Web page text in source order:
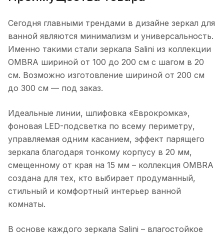
Сегодня главными трендами в дизайне зеркал для
ванной являются минимализм и универсальность.
Именно такими стали зеркала Salini из коллекции
OMBRA шириной от 100 до 200 см с шагом в 20
см. Возможно изготовление шириной от 200 см
до 300 см — под заказ.
Идеальные линии, шлифовка «Еврокромка»,
фоновая LED-подсветка по всему периметру,
управляемая одним касанием, эффект парящего
зеркала благодаря тонкому корпусу в 20 мм,
смещенному от края на 15 мм – коллекция OMBRA
создана для тех, кто выбирает продуманный,
стильный и комфортный интерьер ванной
комнаты.
В основе каждого зеркала Salini – влагостойкое